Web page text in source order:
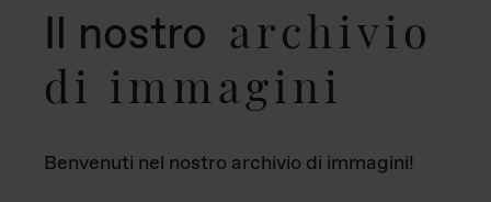
Il nostro archivio
di immagini
Benvenuti nel nostro archivio di immagini!